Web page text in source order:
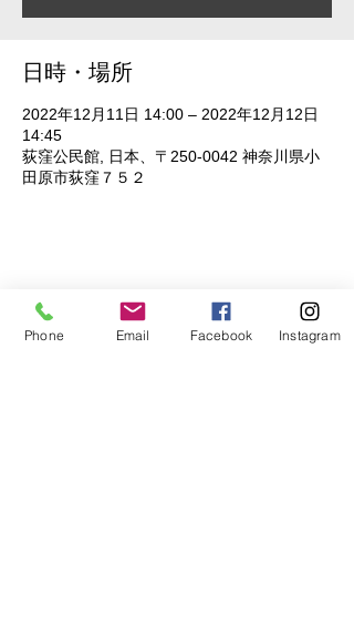
日時・場所
2022年12月11日 14:00 – 2022年12月12日
14:45
荻窪公民館, 日本、〒250-0042 神奈川県小
田原市荻窪７５２
このイベントをシェア
Phone Email Facebook Instagram